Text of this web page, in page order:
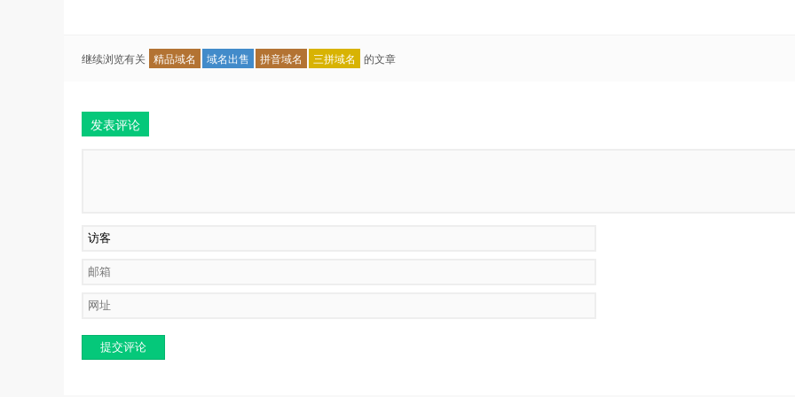
继续浏览有关 精品域名 域名出售 拼音域名 三拼域名 的文章
发表评论
提交评论